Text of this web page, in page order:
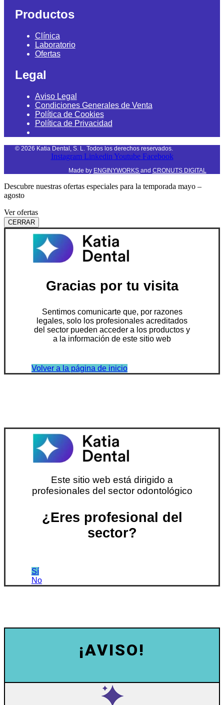
Productos
Clínica
Laboratorio
Ofertas
Legal
Aviso Legal
Condiciones Generales de Venta
Política de Cookies
Política de Privacidad
© 2026 Katia Dental, S. L. Todos los derechos reservados.
Instagram Linkedin Youtube Facebook
Made by ENGINYWORKS and CRONUTS DIGITAL
Descubre nuestras ofertas especiales para la temporada mayo –
agosto
Ver ofertas
CERRAR
Gracias por tu visita
Sentimos comunicarte que, por razones
legales, solo los profesionales acreditados
del sector pueden acceder a los productos y
a la información de este sitio web
Volver a la página de inicio
Este sitio web está dirigido a
profesionales del sector odontológico
¿Eres profesional del
sector?
Sí
No
¡AVISO!